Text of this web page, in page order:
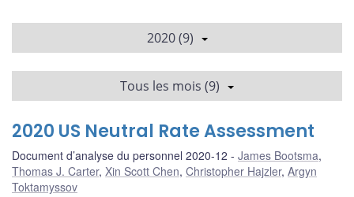
2020 (9)
Tous les mois (9)
2020 US Neutral Rate Assessment
Document d’analyse du personnel 2020-12 James Bootsma,
Thomas J. Carter, Xin Scott Chen, Christopher Hajzler, Argyn
Toktamyssov